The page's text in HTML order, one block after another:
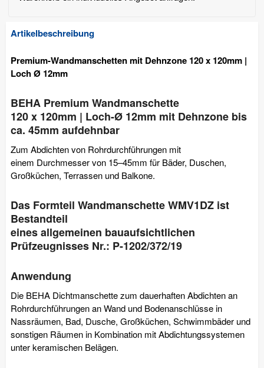
Artikelbeschreibung
Premium-Wandmanschetten mit Dehnzone 120 x 120mm |
Loch Ø 12mm
BEHA Premium Wandmanschette
120 x 120mm | Loch-Ø 12mm mit Dehnzone bis
ca. 45mm aufdehnbar
Zum Abdichten von Rohrdurchführungen mit
einem Durchmesser von 15–45mm für Bäder, Duschen,
Großküchen, Terrassen und Balkone.
Das Formteil Wandmanschette WMV1DZ ist
Bestandteil
eines allgemeinen bauaufsichtlichen
Prüfzeugnisses Nr.: P-1202/372/19
Anwendung
Die BEHA Dichtmanschette zum dauerhaften Abdichten an
Rohrdurchführungen an Wand und Bodenanschlüsse in
Nassräumen, Bad, Dusche, Großküchen, Schwimmbäder und
sonstigen Räumen in Kombination mit Abdichtungssystemen
unter keramischen Belägen.